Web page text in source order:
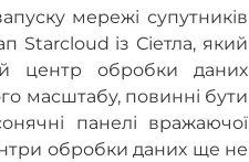
мережі супутників
Starcloud із Сіетла, який
центр обробки даних
масштабу, повинні бути
панелі вражаючої
обробки даних ще не